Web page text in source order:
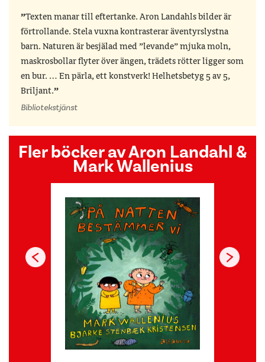
Texten manar till eftertanke. Aron Landahls bilder är
förtrollande. Stela vuxna kontrasterar äventyrslystna
barn. Naturen är besjälad med ”levande” mjuka moln,
maskrosbollar flyter över ängen, trädets rötter ligger som
en bur. … En pärla, ett konstverk! Helhetsbetyg 5 av 5,
Briljant.
Bibliotekstjänst
Fler böcker av Aron Landahl &
Mark Wallenius